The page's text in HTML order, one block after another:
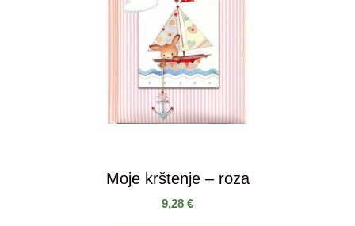
Moje krštenje – roza
9,28 €